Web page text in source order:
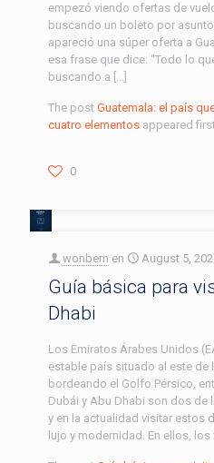
empezó viendo ofertas de
buscando un boleto por
apareció una súper oferta a
esa frase que dice: “Todo lo
buscando a […]
The post Guatemala: el país
cuatro elementos appeared
0
wonbern en August 5,
Guía básica para
Dhabi
Los Emiratos Árabes Unidos
estable país situado al este de
bordeando el Golfo Pérsico,
Dubái y Abu Dhabi son dos
y en la actualidad visitar estos
lujo y modernidad. En ellos, los